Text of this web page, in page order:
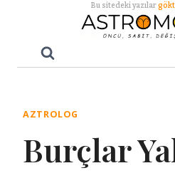
content
Bu sitedeki yazılar
AZTROLOG
Burçlar